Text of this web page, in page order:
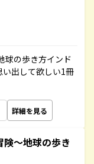
球の歩き方インド
出して欲しい1冊
詳細を見る
～地球の歩き